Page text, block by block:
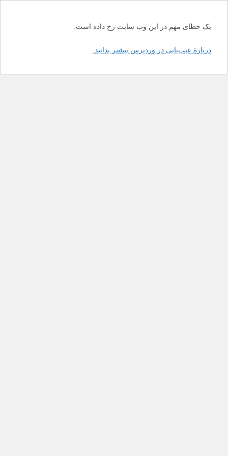
یک خطای مهم در این وب سایت رخ داده است.
دربارهٔ عیب‌یابی در وردپرس بیشتر بدانید.